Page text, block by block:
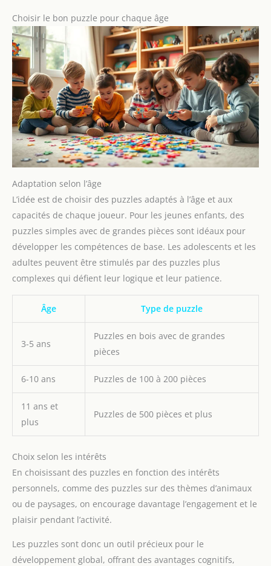
Choisir le bon puzzle pour chaque âge
Adaptation selon l’âge
L’idée est de choisir des puzzles adaptés à l’âge et aux
capacités de chaque joueur. Pour les jeunes enfants, des
puzzles simples avec de grandes pièces sont idéaux pour
développer les compétences de base. Les adolescents et les
adultes peuvent être stimulés par des puzzles plus
complexes qui défient leur logique et leur patience.
Âge Type de puzzle
3-5 ans
Puzzles en bois avec de grandes
pièces
6-10 ans Puzzles de 100 à 200 pièces
11 ans et
plus
Puzzles de 500 pièces et plus
Choix selon les intérêts
En choisissant des puzzles en fonction des intérêts
personnels, comme des puzzles sur des thèmes d’animaux
ou de paysages, on encourage davantage l’engagement et le
plaisir pendant l’activité.
Les puzzles sont donc un outil précieux pour le
développement global, offrant des avantages cognitifs,